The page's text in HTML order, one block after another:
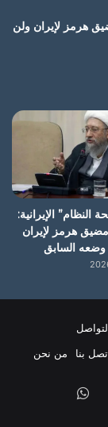
هرمز لإيران ولن
الإيرانية:
هرمز لإيران
وضعه السابق
بنا من نحن
‫TikTokواتساب